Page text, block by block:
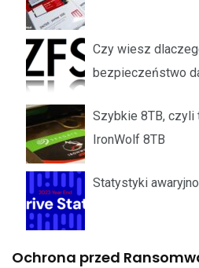
Czy wiesz
bezpieczeństwo
Szybkie 8TB, czyli
IronWolf 8TB
Statystyki
Ochrona przed